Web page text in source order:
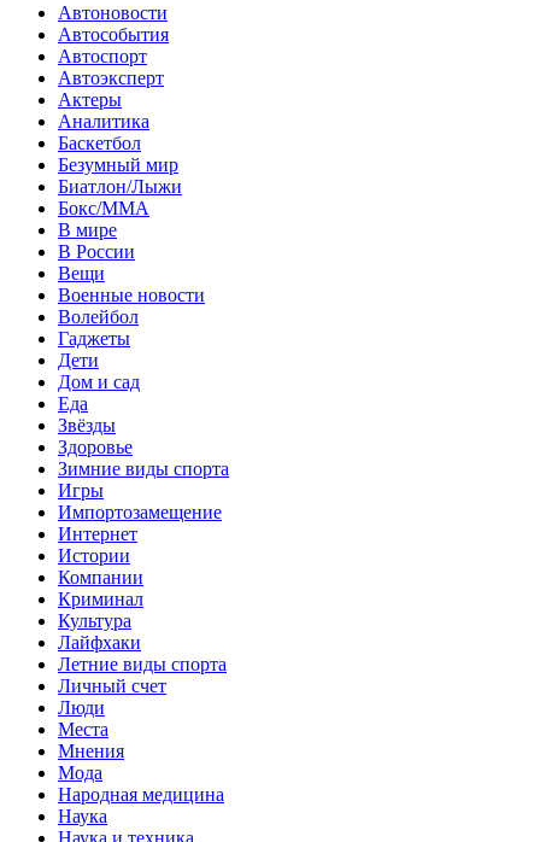
Автоновости
Автособытия
Автоспорт
Автоэксперт
Актеры
Аналитика
Баскетбол
Безумный мир
Биатлон/Лыжи
Бокс/MMA
В мире
В России
Вещи
Военные новости
Волейбол
Гаджеты
Дети
Дом и сад
Еда
Звёзды
Здоровье
Зимние виды спорта
Игры
Импортозамещение
Интернет
Истории
Компании
Криминал
Культура
Лайфхаки
Летние виды спорта
Личный счет
Люди
Места
Мнения
Мода
Народная медицина
Наука
Наука и техника